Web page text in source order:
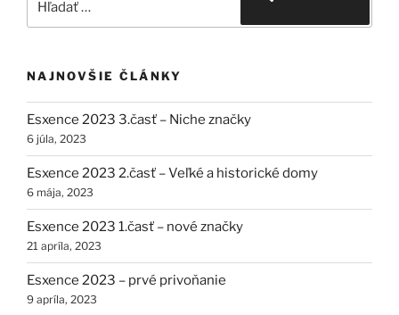
NAJNOVŠIE ČLÁNKY
Esxence 2023 3.časť – Niche značky
6 júla, 2023
Esxence 2023 2.časť – Veľké a historické domy
6 mája, 2023
Esxence 2023 1.časť – nové značky
21 apríla, 2023
Esxence 2023 – prvé privoňanie
9 apríla, 2023